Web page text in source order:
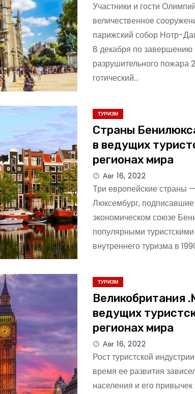
Участники и гости
величественное
парижский собор Нотр-
8 декабря по завершению
разрушительного пожара
готический…
ТУРИЗМ
Страны
в ведущих
регионах мира
Авг 16, 2022
Три европейские страны
Люксембург, подписавшие
экономическом союзе
популярными
внутреннего туризма в
ТУРИЗМ
Великобритания
ведущих
регионах мира
Авг 16, 2022
Рост туристской
время ее развития
населения и его